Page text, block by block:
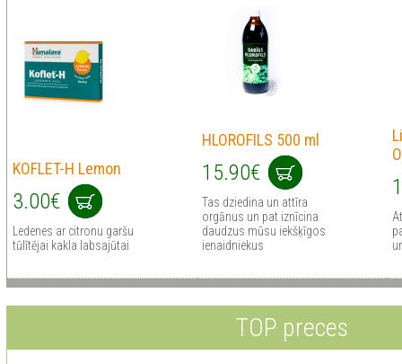
KOFLET-H Lemon
3.00€
Ledenes ar citronu garšu
tūlītējai kakla labsajūtai
HLOROFILS 500 ml
15.90€
Tas dziedina un attīra
orgānus un pat iznīcina
daudzus mūsu iekšķīgos
ienaidniekus
TOP preces